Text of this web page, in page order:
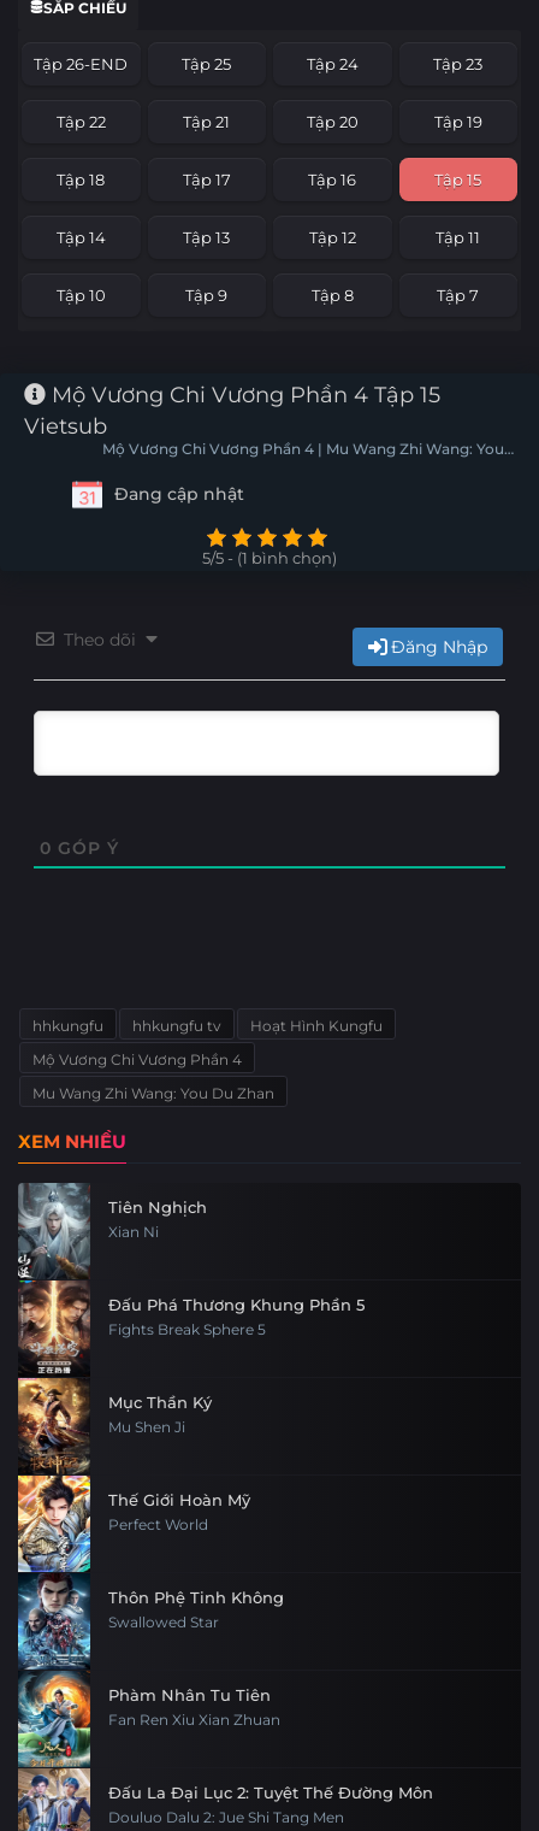
SẮP CHIẾU
Tập 26-END Tập 25 Tập 24 Tập 23
Tập 22 Tập 21 Tập 20 Tập 19
Tập 18 Tập 17 Tập 16 Tập 15
Tập 14 Tập 13 Tập 12 Tập 11
Tập 10 Tập 9 Tập 8 Tập 7
Tập 2
Mộ Vương Chi Vương Phần 4 Tập 15
Vietsub
Mộ Vương Chi Vương Phần 4 | Mu Wang Zhi Wang: You
Đang cập nhật
5/5 - (1 bình chọn)
Theo dõi Đăng Nhập
0 GÓP Ý
hhkungfu hhkungfu tv
Hoạt Hình Kungfu
Mộ Vương Chi Vương Phần 4
Mu Wang Zhi Wang: You Du Zhan
XEM NHIỀU
Tiên Nghịch
Xian Ni
Đấu Phá Thương Khung Phần 5
Fights Break Sphere 5
Mục Thần Ký
Mu Shen Ji
Thế Giới Hoàn Mỹ
Perfect World
Thôn Phệ Tinh Không
Swallowed Star
Phàm Nhân Tu Tiên
Fan Ren Xiu Xian Zhuan
Đấu La Đại Lục 2: Tuyệt Thế Đường Môn
Douluo Dalu 2: Jue Shi Tang Men